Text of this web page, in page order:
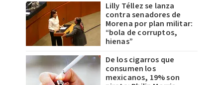
Lilly Téllez se lanza
contra senadores de
Morena por plan militar:
“bola de corruptos,
hienas”
De los cigarros que
consumen los
mexicanos, 19% son